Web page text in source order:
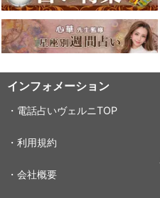
インフォメーション
・電話占いヴェルニTOP
・利用規約
・会社概要